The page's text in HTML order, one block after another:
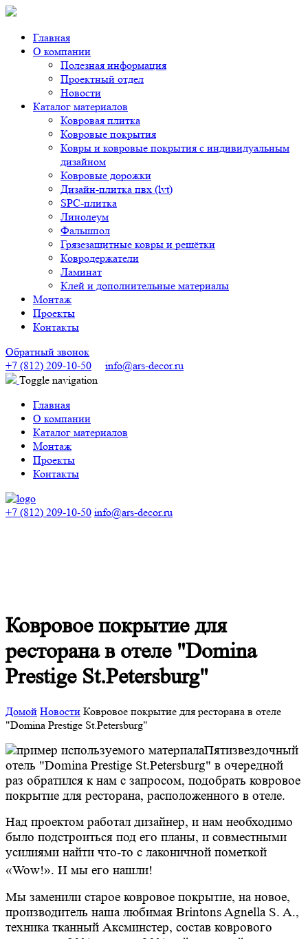
Главная
О компании
Полезная информация
Проектный отдел
Новости
Каталог материалов
Ковровая плитка
Ковровые покрытия
Ковры и ковровые покрытия с индивидуальным
дизайном
Ковровые дорожки
Дизайн-плитка пвх (lvt)
SPC-плитка
Линолеум
Фальшпол
Грязезащитные ковры и решётки
Ковродержатели
Ламинат
Клей и дополнительные материалы
Монтаж
Проекты
Контакты
Обратный звонок
+7 (812) 209-10-50
info@ars-decor.ru
Toggle navigation
Главная
О компании
Каталог материалов
Монтаж
Проекты
Контакты
+7 (812) 209-10-50 info@ars-decor.ru
Ковровое покрытие для
ресторана в отеле "Domina
Prestige St.Petersburg"
Домой Новости Ковровое покрытие для ресторана в отеле
"Domina Prestige St.Petersburg"
Пятизвездочный
отель "Domina Prestige St.Petersburg" в очередной
раз обратился к нам с запросом, подобрать ковровое
покрытие для ресторана, расположенного в отеле.
Над проектом работал дизайнер, и нам необходимо
было подстроиться под его планы, и совместными
усилиями найти что-то с лаконичной пометкой
«Wow!». И мы его нашли!
Мы заменили старое ковровое покрытие, на новое,
производитель наша любимая Brintons Agnella S. A.,
техника тканный Аксминстер, состав коврового